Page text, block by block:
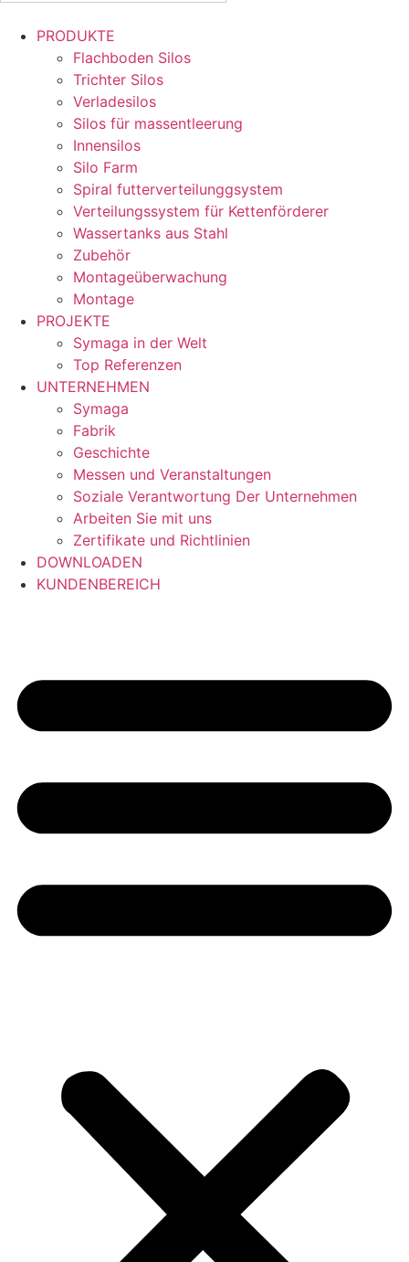
PRODUKTE
Flachboden Silos
Trichter Silos
Verladesilos
Silos für massentleerung
Innensilos
Silo Farm
Spiral futterverteilunggsystem
Verteilungssystem für Kettenförderer
Wassertanks aus Stahl
Zubehör
Montageüberwachung
Montage
PROJEKTE
Symaga in der Welt
Top Referenzen
UNTERNEHMEN
Symaga
Fabrik
Geschichte
Messen und Veranstaltungen
Soziale Verantwortung Der Unternehmen
Arbeiten Sie mit uns
Zertifikate und Richtlinien
DOWNLOADEN
KUNDENBEREICH